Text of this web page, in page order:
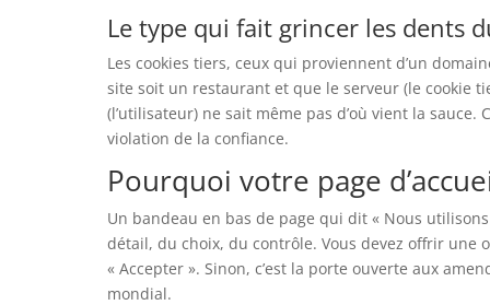
Le type qui fait grincer les dents
Les cookies tiers, ceux qui proviennent d’un
site soit un restaurant et que le serveur (le cookie
(l’utilisateur) ne sait même pas d’où vient la
violation de la confiance.
Pourquoi votre page
Un bandeau en bas de page qui dit « Nous
détail, du choix, du contrôle. Vous devez offrir une
« Accepter ». Sinon, c’est la porte ouverte aux
mondial.